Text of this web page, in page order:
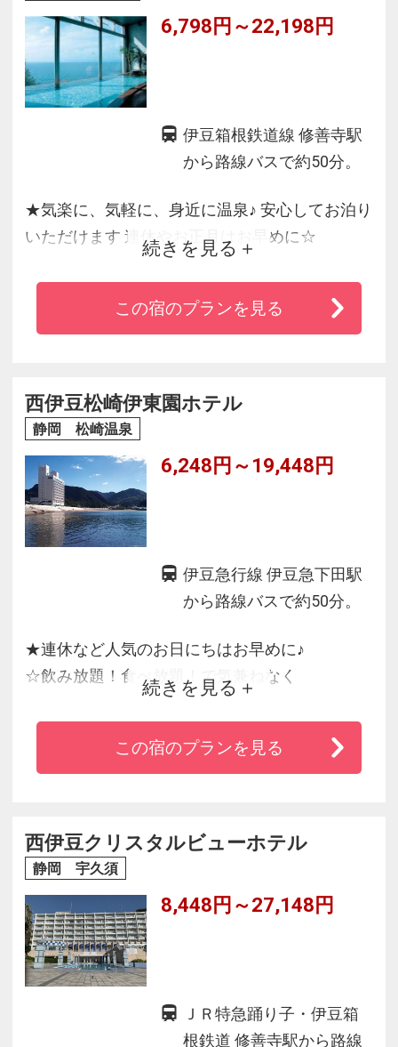
駿河湾に沈む夕日と海に抱かれ、遠く富士を望
む戸田のロケーションが
非日常ステイを叶えます。
6,798円～22,198円
伊豆箱根鉄道線 修善寺駅
から路線バスで約50分。
★気楽に、気軽に、身近に温泉♪ 安心してお泊り
いただけます 連休やお正月はお早めに☆
★絶景と夕陽に心奪われる西伊豆土肥
★カラオケやインターネット・ビリヤード他、
レンタルサイクル無料開放
続きを見る
この宿のプランを見る
西伊豆松崎伊東園ホテル
静岡 松崎温泉
6,248円～19,448円
伊豆急行線 伊豆急下田駅
から路線バスで約50分。
★連休など人気のお日にちはお早めに♪
☆飲み放題！食べ放題！で気兼ねなく
★全室オーシャンビュー！リゾート気分を満喫
できるホテルです
☆絶景の夕陽の街・西伊豆松崎でごゆっくりと
続きを見る
この宿のプランを見る
西伊豆クリスタルビューホテル
静岡 宇久須
8,448円～27,148円
ＪＲ特急踊り子・伊豆箱
根鉄道 修善寺駅から路線